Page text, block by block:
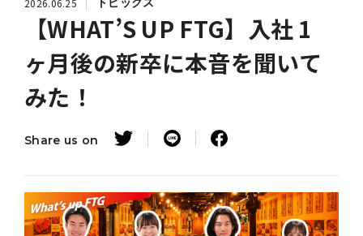
Home
Philosophy
Business
【WHAT’S UP FTG】入社 1
ヶ月後の新卒に本音を聞いて
みた！
Share us on